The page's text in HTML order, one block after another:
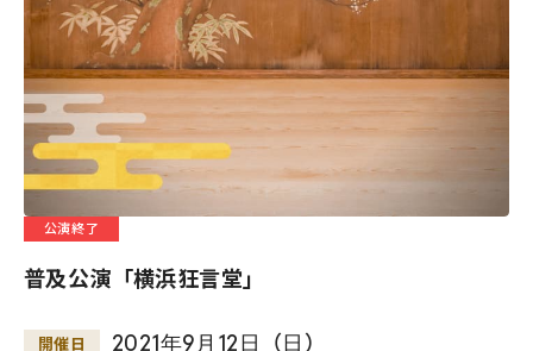
公演終了
普及公演「横浜狂言堂」
開催日 2021年9月 12日 （日 ）